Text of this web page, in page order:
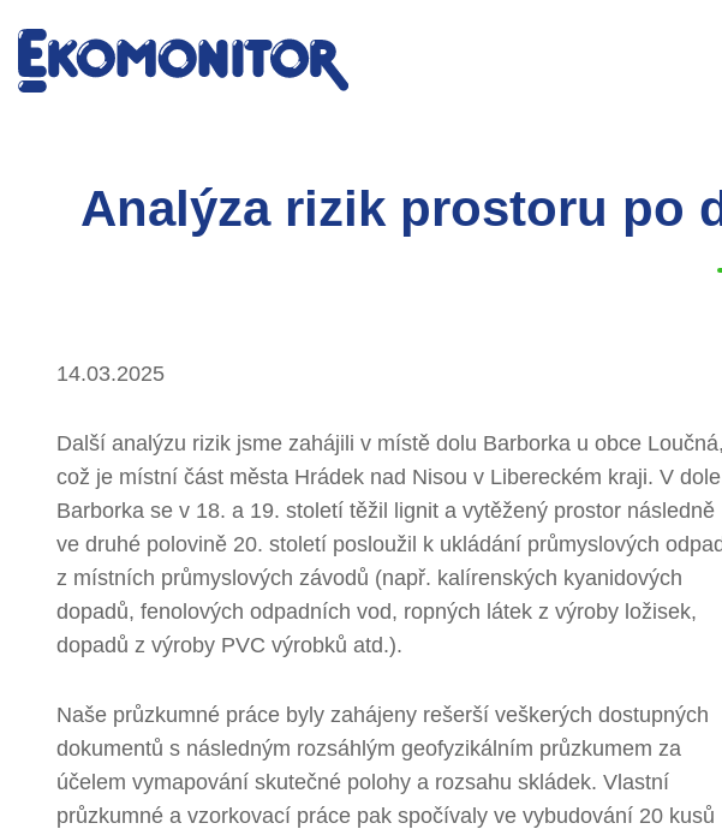
Analýza rizik prostoru po
14.03.2025
Další analýzu rizik jsme zahájili v místě dolu Barborka u obce Loučná,
což je místní část města Hrádek nad Nisou v Libereckém kraji. V dole
Barborka se v 18. a 19. století těžil lignit a vytěžený prostor následně
ve druhé polovině 20. století posloužil k ukládání průmyslových
z místních průmyslových závodů (např. kalírenských kyanidových
dopadů, fenolových odpadních vod, ropných látek z výroby ložisek,
dopadů z výroby PVC výrobků atd.).
Naše průzkumné práce byly zahájeny rešerší veškerých dostupných
dokumentů s následným rozsáhlým geofyzikálním průzkumem za
účelem vymapování skutečné polohy a rozsahu skládek. Vlastní
průzkumné a vzorkovací práce pak spočívaly ve vybudování 20 kusů